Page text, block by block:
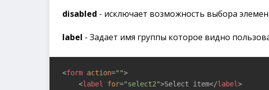
disabled - исключает возможность выбора
label - Задает имя группы которое видно
<form action="">
<label for="select2">Select item</label>